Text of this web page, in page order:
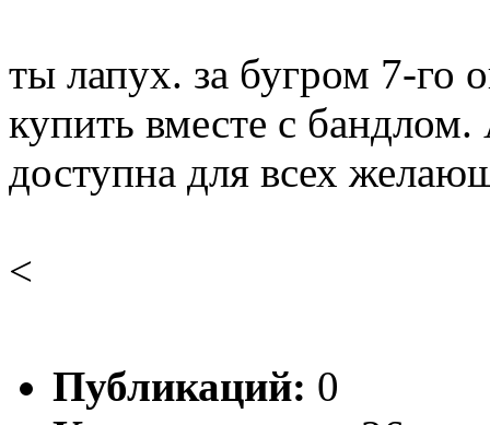
ты лапух. за бугром 7-го
купить вместе с
доступна для всех
<
Публикаций: 0